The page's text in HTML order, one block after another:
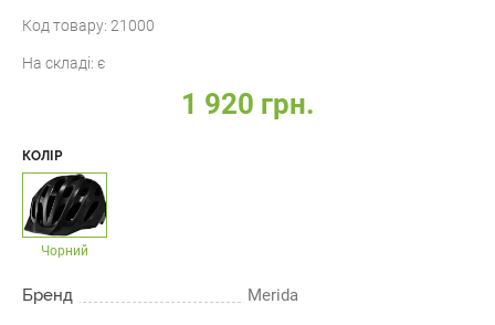
Код товару: 21000
На складі: є
1 920 грн.
КОЛІР
Чорний
Бренд Merida